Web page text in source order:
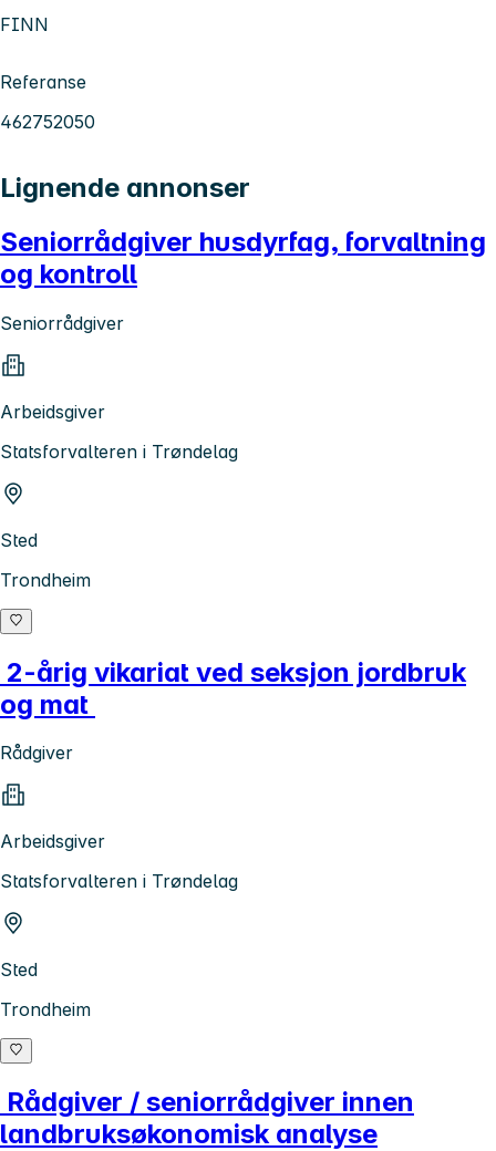
FINN
Referanse
462752050
Lignende annonser
Seniorrådgiver husdyrfag, forvaltning
og kontroll
Seniorrådgiver
Arbeidsgiver
Statsforvalteren i Trøndelag
Sted
Trondheim
2-årig vikariat ved seksjon jordbruk
og mat
Rådgiver
Arbeidsgiver
Statsforvalteren i Trøndelag
Sted
Trondheim
Rådgiver / seniorrådgiver innen
landbruksøkonomisk analyse